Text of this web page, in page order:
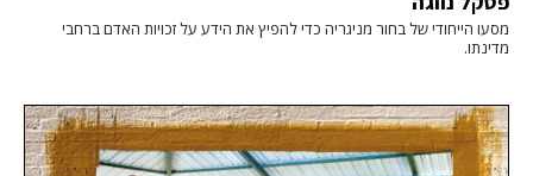
מסעו הייחודי של בחור מניגריה כדי להפיץ את הידע על זכויות האדם ברחבי
מדינתו.